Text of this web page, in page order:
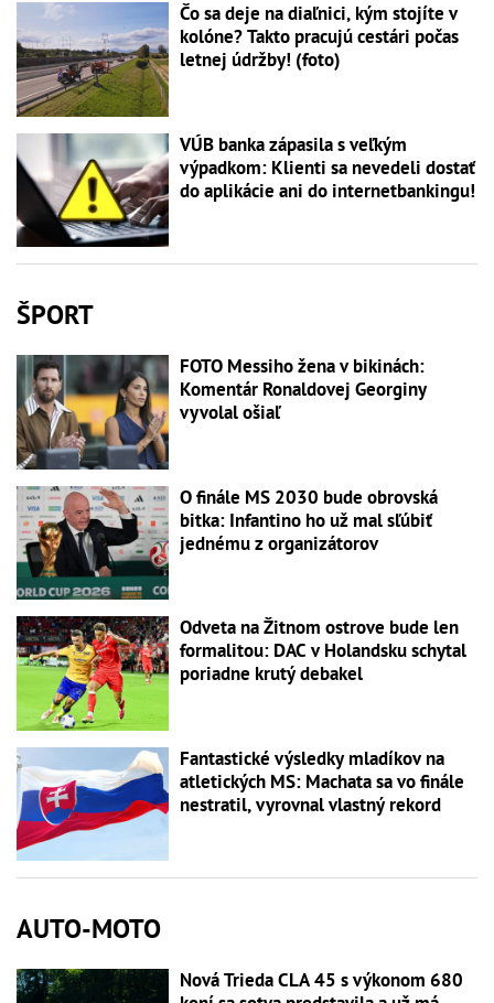
Čo sa deje na diaľnici, kým stojíte v
kolóne? Takto pracujú cestári počas
letnej údržby! (foto)
VÚB banka zápasila s veľkým
výpadkom: Klienti sa nevedeli dostať
do aplikácie ani do internetbankingu!
ŠPORT
FOTO Messiho žena v bikinách:
Komentár Ronaldovej Georginy
vyvolal ošiaľ
O finále MS 2030 bude obrovská
bitka: Infantino ho už mal sľúbiť
jednému z organizátorov
Odveta na Žitnom ostrove bude len
formalitou: DAC v Holandsku schytal
poriadne krutý debakel
Fantastické výsledky mladíkov na
atletických MS: Machata sa vo finále
nestratil, vyrovnal vlastný rekord
AUTO-MOTO
Nová Trieda CLA 45 s výkonom 680